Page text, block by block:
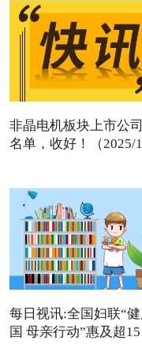
非晶电机板块上市公
名单，收好！（2025/
每日视讯:全国妇联“
国 母亲行动”惠及超15